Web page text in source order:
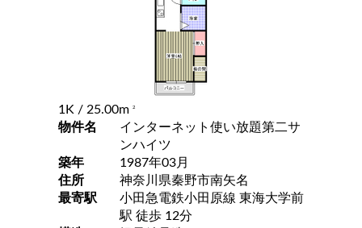
1K / 25.00m 2
物件名
インターネット使い放題第二サ
ンハイツ
築年
1987年03月
住所
神奈川県秦野市南矢名
最寄駅
小田急電鉄小田原線 東海大学前
駅 徒歩 12分